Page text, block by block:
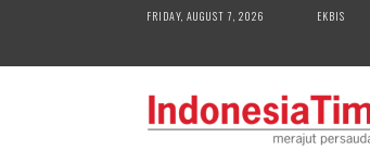
FRIDAY, AUGUST 7, 2026 EKBIS